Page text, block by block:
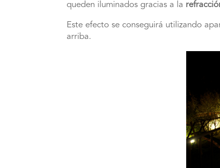
queden iluminados gracias a la
Este efecto se conseguirá utilizando
arriba.